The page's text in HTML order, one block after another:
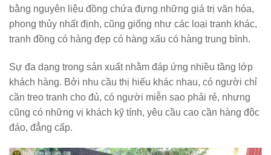
bằng nguyên liệu đồng chứa đựng những giá trị văn hóa,
phong thủy nhất định, cũng giống như các loại tranh khác,
tranh đồng có hàng đẹp có hàng xấu có hàng trung bình.
Sự đa dạng trong sản xuất nhằm đáp ứng nhiều tầng lớp
khách hàng. Bởi nhu cầu thị hiếu khác nhau, có người chỉ
cần treo tranh cho đủ, có người miễn sao phải rẻ, nhưng
cũng có những vị khách kỹ tính, yêu cầu cao cần hàng độc
đáo, đẳng cấp.